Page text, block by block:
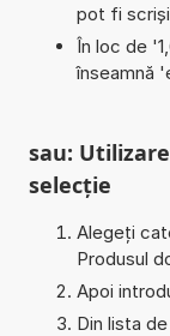
pot fi
În loc de
înseamnă
sau:
selecție
Alegeți
Produsul
Apoi
Din lista